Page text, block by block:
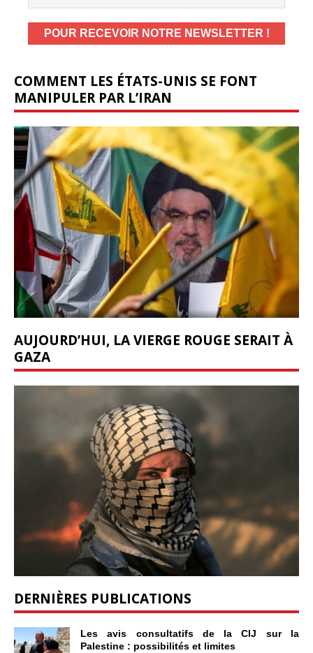
COMMENT LES ÉTATS-UNIS SE FONT
MANIPULER PAR L’IRAN
AUJOURD’HUI, LA VIERGE ROUGE SERAIT À
GAZA
DERNIÈRES PUBLICATIONS
Les avis consultatifs de la CIJ sur la
Palestine : possibilités et limites